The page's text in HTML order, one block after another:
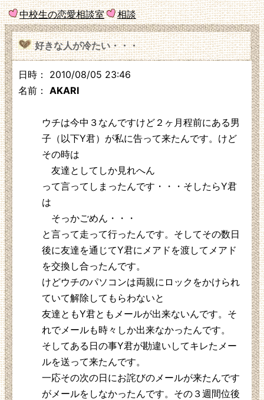
中校生の恋愛相談室 相談
好きな人が冷たい・・・
日時： 2010/08/05 23:46
名前： AKARI
ウチは今中３なんですけど２ヶ月程前にある男
子（以下Y君）が私に告って来たんです。けど
その時は
友達としてしか見れへん
って言ってしまったんです・・・そしたらY君
は
そっかごめん・・・
と言って走って行ったんです。そしてその数日
後に友達を通じてY君にメアドを渡してメアド
を交換し合ったんです。
けどウチのパソコンは両親にロックをかけられ
ていて解除してもらわないと
友達ともY君ともメールが出来ないんです。そ
れでメールも時々しか出来なかったんです。
そしてある日の事Y君が勘違いしてキレたメー
ルを送って来たんです。
一応その次の日にお詫びのメールが来たんです
がメールをしなかったんです。その３週間位後